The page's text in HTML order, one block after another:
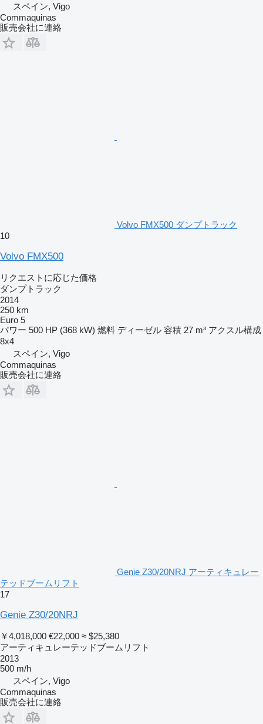
スペイン, Vigo
Commaquinas
販売会社に連絡
Volvo FMX500 ダンプトラック
10
Volvo FMX500
リクエストに応じた価格
ダンプトラック
2014
250 km
Euro 5
パワー 500 HP (368 kW) 燃料 ディーゼル 容積 27 m³ アクスル構成
8x4
スペイン, Vigo
Commaquinas
販売会社に連絡
Genie Z30/20NRJ アーティキュレー
テッドブームリフト
17
Genie Z30/20NRJ
￥4,018,000 €22,000 ≈ $25,380
アーティキュレーテッドブームリフト
2013
500 m/h
スペイン, Vigo
Commaquinas
販売会社に連絡